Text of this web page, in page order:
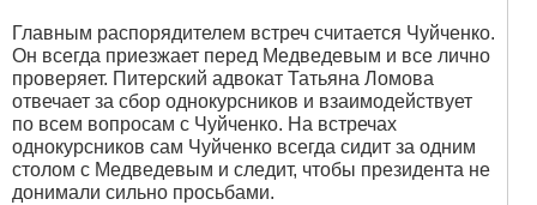
Главным распорядителем встреч считается Чуйченко.
Он всегда приезжает перед Медведевым и все лично
проверяет. Питерский адвокат Татьяна Ломова
отвечает за сбор однокурсников и взаимодействует
по всем вопросам с Чуйченко. На встречах
однокурсников сам Чуйченко всегда сидит за одним
столом с Медведевым и следит, чтобы президента не
донимали сильно просьбами.